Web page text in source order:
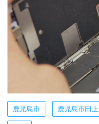
鹿児島市 鹿児島市田上